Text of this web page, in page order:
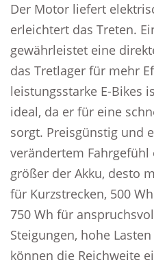
Der Motor liefert
erleichtert das Treten.
gewährleistet eine
das Tretlager für mehr
leistungsstarke E-Bikes
ideal, da er für eine
sorgt. Preisgünstig und
verändertem Fahrgefühl
größer der Akku, desto
für Kurzstrecken, 500
750 Wh für
Steigungen, hohe
können die Reichweite